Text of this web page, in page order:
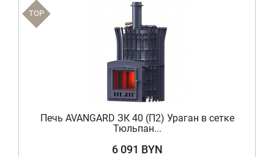
TOP
Печь AVANGARD ЗК 40 (П2) Ураган в сетке
Тюльпан...
6 091 BYN